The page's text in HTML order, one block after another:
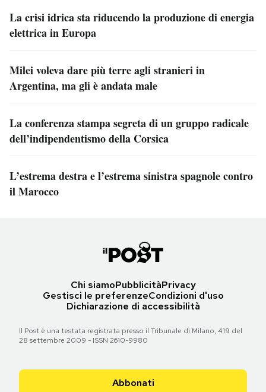
La crisi idrica sta riducendo la produzione di energia
elettrica in Europa
Milei voleva dare più terre agli stranieri in
Argentina, ma gli è andata male
La conferenza stampa segreta di un gruppo radicale
dell’indipendentismo della Corsica
L’estrema destra e l’estrema sinistra spagnole contro
il Marocco
Chi siamoPubblicitàPrivacy
Gestisci le preferenzeCondizioni d'uso
Dichiarazione di accessibilità
Il Post è una testata registrata presso il Tribunale di Milano, 419 del
28 settembre 2009 - ISSN 2610-9980
Abbonati